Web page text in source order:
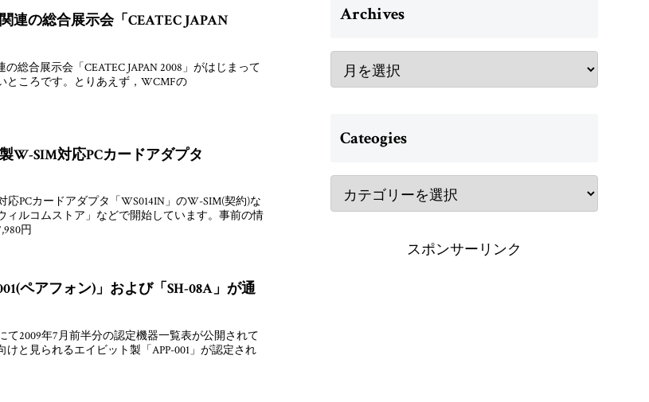
連の総合展示会「CEATEC JAPAN
総合展示会「CEATEC JAPAN 2008」がはじまって
ところです。とりあえず，WCMFの
W-SIM対応PCカードアダプタ
PCカードアダプタ「WS014IN」のW-SIM(契約)な
ィルコムストア」などで開始しています。事前の情
円
ペアフォン)」および「SH-08A」が通
て2009年7月前半分の認定機器一覧表が公開されて
と見られるエイビット製「APP-001」が認定され
Archives
Cateogies
スポンサーリンク